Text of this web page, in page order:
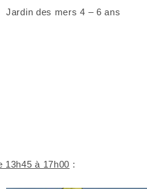
Jardin des mers 4 – 6 ans
13h45 à 17h00 :